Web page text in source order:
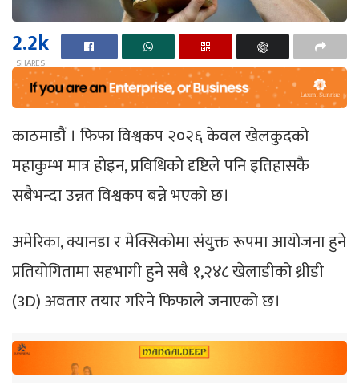
2.2k
SHARES
काठमाडौं । फिफा विश्वकप २०२६ केवल खेलकुदको
महाकुम्भ मात्र होइन, प्रविधिको दृष्टिले पनि इतिहासकै
सबैभन्दा उन्नत विश्वकप बन्ने भएको छ।
अमेरिका, क्यानडा र मेक्सिकोमा संयुक्त रूपमा आयोजना हुने
प्रतियोगितामा सहभागी हुने सबै १,२४८ खेलाडीको थ्रीडी
(3D) अवतार तयार गरिने फिफाले जनाएको छ।